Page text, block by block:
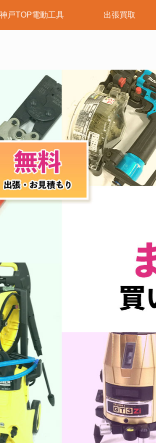
神戸TOP電動工具 出張買取